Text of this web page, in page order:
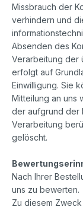
Missbrauch der
verhindern und
Absenden des
Verarbeitung der
erfolgt auf
Einwilligung. Sie
Mitteilung an uns
der aufgrund der
Verarbeitung
gelöscht.
Nach Ihrer
uns zu bewerten.
Zu diesem